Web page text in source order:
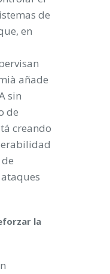
de
en
añade
sin
de
creando
la